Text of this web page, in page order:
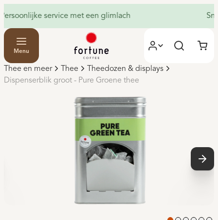
Snelle levering, altijd dichtbij
Menu
Thee en meer Thee
Theedozen & displays
Dispenserblik groot - Pure Groene thee